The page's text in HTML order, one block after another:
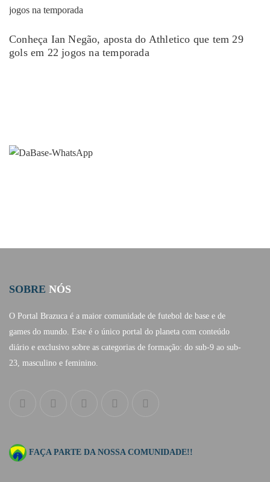
Conheça Ian Negão, aposta do Athletico que tem 29
gols em 22 jogos na temporada
SOBRE NÓS
O Portal Brazuca é a maior comunidade de futebol de base e de
games do mundo. Este é o único portal do planeta com conteúdo
diário e exclusivo sobre as categorias de formação: do sub-9 ao sub-
23, masculino e feminino.
FAÇA PARTE DA NOSSA COMUNIDADE!!